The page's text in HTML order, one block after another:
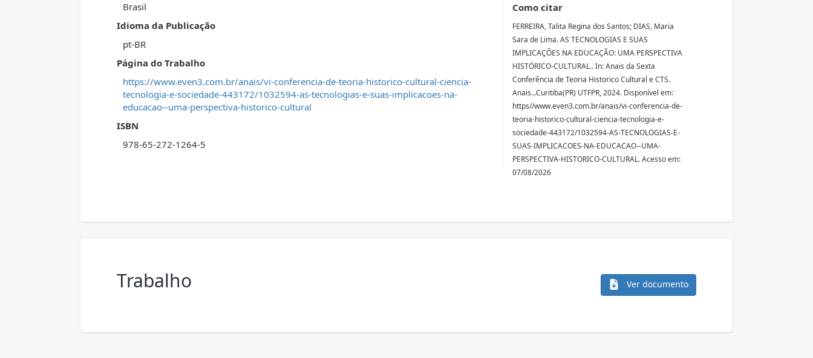
Brasil
Idioma da Publicação
pt-BR
Página do Trabalho
https://www.even3.com.br/anais/vi-conferencia-de-teoria-historico-cultural-ciencia-
tecnologia-e-sociedade-443172/1032594-as-tecnologias-e-suas-implicacoes-na-
educacao--uma-perspectiva-historico-cultural
ISBN
978-65-272-1264-5
Como citar
FERREIRA, Talita Regina dos Santos; DIAS, Maria
Sara de Lima. AS TECNOLOGIAS E SUAS
IMPLICAÇÕES NA EDUCAÇÃO: UMA PERSPECTIVA
HISTÓRICO-CULTURAL.. In: Anais da Sexta
Conferência de Teoria Historico Cultural e CTS.
Anais...Curitiba(PR) UTFPR, 2024. Disponível em:
https//www.even3.com.br/anais/vi-conferencia-de-
teoria-historico-cultural-ciencia-tecnologia-e-
sociedade-443172/1032594-AS-TECNOLOGIAS-E-
SUAS-IMPLICACOES-NA-EDUCACAO--UMA-
PERSPECTIVA-HISTORICO-CULTURAL. Acesso em:
07/08/2026
Trabalho Ver documento